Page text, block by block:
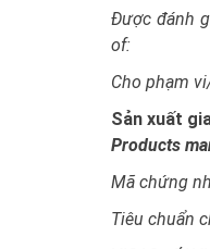
Được đánh
of:
Cho phạm
Sản xuất
Products
Mã chứng
Tiêu chuẩn